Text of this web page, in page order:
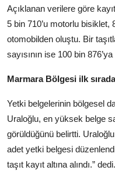
Açıklanan verilere göre
5 bin 710’u motorlu bisiklet,
otomobilden oluştu. Bir
sayısının ise 100 bin
Marmara Bölgesi ilk
Yetki belgelerinin bölgesel
Uraloğlu, en yüksek belge
görüldüğünü belirtti.
adet yetki belgesi
taşıt kayıt altına alındı.” dedi.